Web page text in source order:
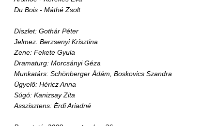
Du Bois - Máthé Zsolt
Díszlet: Gothár Péter
Jelmez: Berzsenyi Krisztina
Zene: Fekete Gyula
Dramaturg: Morcsányi Géza
Munkatárs: Schönberger Ádám, Boskovics Szandra
Ügyelő: Héricz Anna
Súgó: Kanizsay Zita
Asszisztens: Érdi Ariadné